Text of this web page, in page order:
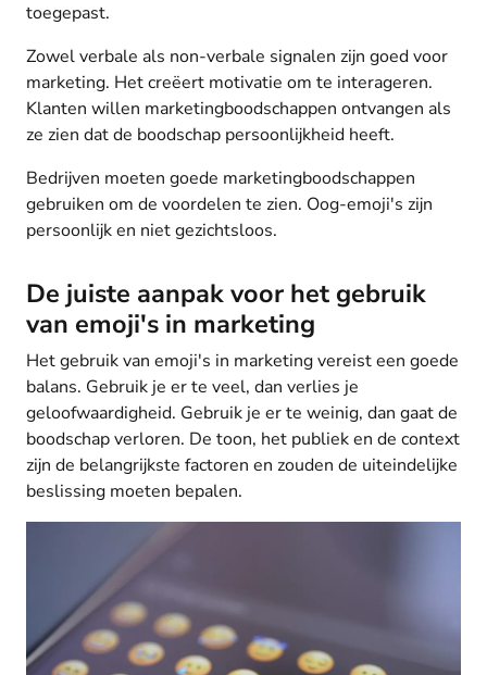
toegepast.
Zowel verbale als non-verbale signalen zijn goed voor
marketing. Het creëert motivatie om te interageren.
Klanten willen marketingboodschappen ontvangen als
ze zien dat de boodschap persoonlijkheid heeft.
Bedrijven moeten goede marketingboodschappen
gebruiken om de voordelen te zien. Oog-emoji's zijn
persoonlijk en niet gezichtsloos.
De juiste aanpak voor het gebruik
van emoji's in marketing
Het gebruik van emoji's in marketing vereist een goede
balans. Gebruik je er te veel, dan verlies je
geloofwaardigheid. Gebruik je er te weinig, dan gaat de
boodschap verloren. De toon, het publiek en de context
zijn de belangrijkste factoren en zouden de uiteindelijke
beslissing moeten bepalen.